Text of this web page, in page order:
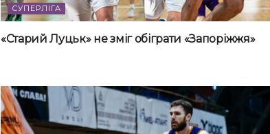
СУПЕРЛІГА
«Старий Луцьк» не зміг обіграти «Запоріжжя»